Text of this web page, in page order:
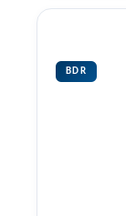
BDR